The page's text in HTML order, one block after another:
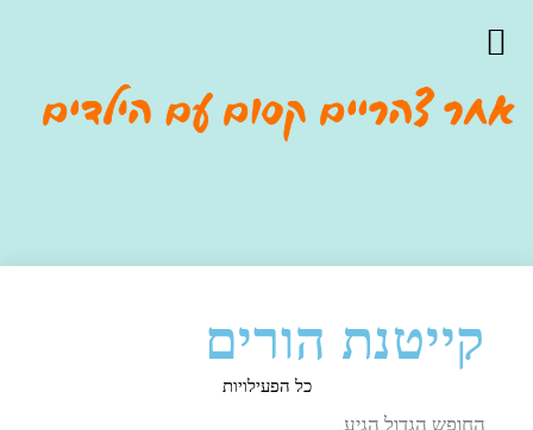
קייטנת הורים
כל הפעילויות
החופש הגדול הגיע.